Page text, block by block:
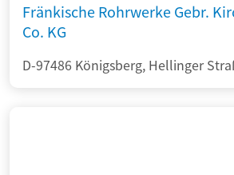
Fränkische Rohrwerke Gebr.
Co. KG
D-97486 Königsberg, Hellinger